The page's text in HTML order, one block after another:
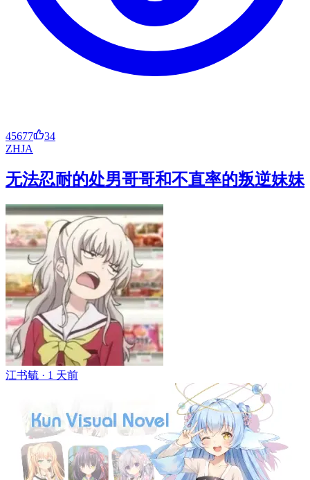
45677
34
ZHJA
无法忍耐的处男哥哥和不直率的叛逆妹妹
江书毓 · 1 天前